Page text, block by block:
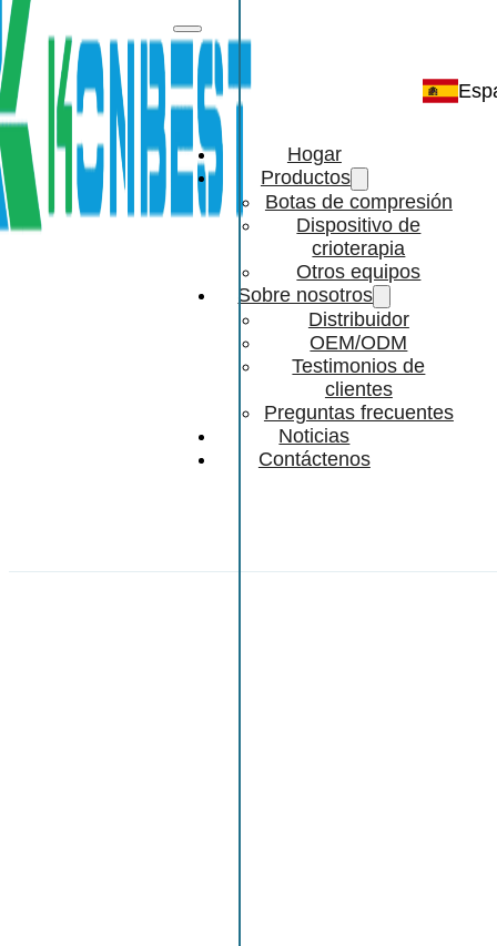
Hogar
Productos
Botas de compresión
Dispositivo de
crioterapia
Otros equipos
Sobre nosotros
Distribuidor
OEM/ODM
Testimonios de
clientes
Preguntas frecuentes
Noticias
Contáctenos